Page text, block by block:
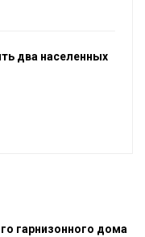
два населенных
гарнизонного дома